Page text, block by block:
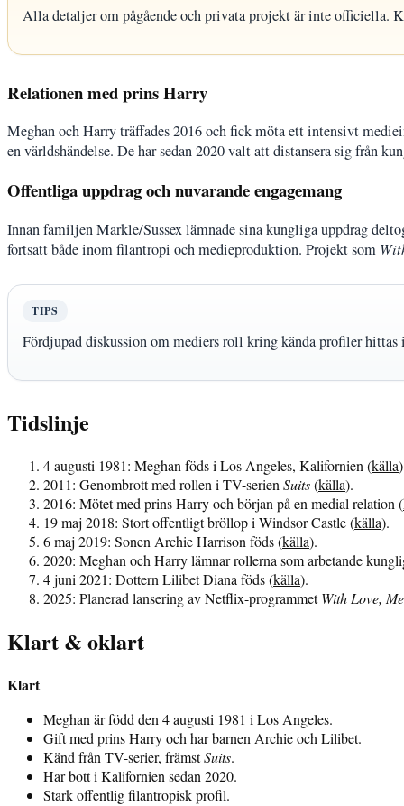
Alla detaljer om pågående och privata projekt är inte
Relationen med prins Harry
Meghan och Harry träffades 2016 och fick möta ett intensivt
en världshändelse. De har sedan 2020 valt att distansera sig från
Offentliga uppdrag och nuvarande engagemang
Innan familjen Markle/Sussex lämnade sina kungliga uppdrag
fortsatt både inom filantropi och medieproduktion. Projekt som
TIPS
Fördjupad diskussion om mediers roll kring kända profiler
Tidslinje
4 augusti 1981: Meghan föds i Los Angeles, Kalifornien (källa
2011: Genombrott med rollen i TV-serien Suits(källa).
2016: Mötet med prins Harry och början på en medial relation (
19 maj 2018: Stort offentligt bröllop i Windsor Castle (källa).
6 maj 2019: Sonen Archie Harrison föds (källa).
2020: Meghan och Harry lämnar rollerna som arbetande
4 juni 2021: Dottern Lilibet Diana föds (källa).
2025: Planerad lansering av Netflix-programmetWith Love,
Klart & oklart
Klart
Meghan är född den 4 augusti 1981 i Los Angeles.
Gift med prins Harry och har barnen Archie och Lilibet.
Känd från TV-serier, främstSuits.
Har bott i Kalifornien sedan 2020.
Stark offentlig filantropisk profil.